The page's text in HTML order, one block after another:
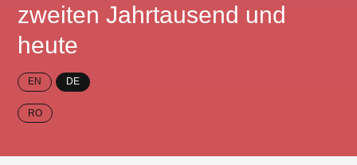
zweiten Jahrtausend und
heute
EN DE
RO